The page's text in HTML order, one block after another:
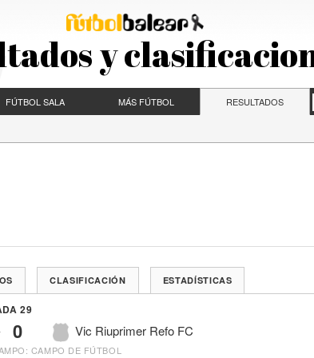
y
FÚTBOL SALA MÁS FÚTBOL RESULTADOS
CLASIFICACIÓN ESTADÍSTICAS
29
Vic Riuprimer Refo FC
0
CAMPO DE FÚTBOL